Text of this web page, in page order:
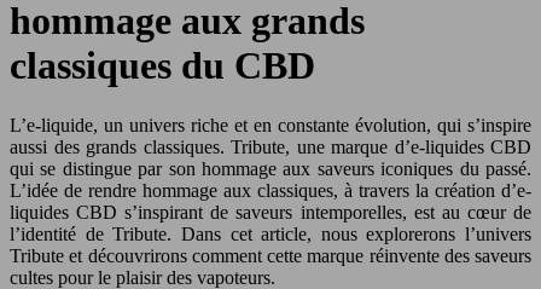
hommage aux grands
classiques du CBD
L’e-liquide, un univers riche et en constante évolution, qui s’inspire
aussi des grands classiques. Tribute, une marque d’e-liquides CBD
qui se distingue par son hommage aux saveurs iconiques du passé.
L’idée de rendre hommage aux classiques, à travers la création d’e-
liquides CBD s’inspirant de saveurs intemporelles, est au cœur de
l’identité de Tribute. Dans cet article, nous explorerons l’univers
Tribute et découvrirons comment cette marque réinvente des saveurs
cultes pour le plaisir des vapoteurs.